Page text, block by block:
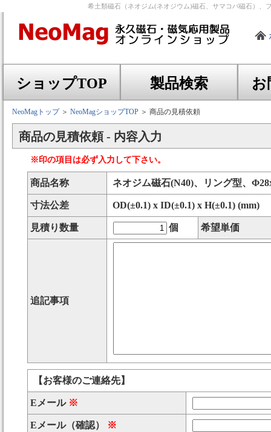
希土類磁石（ネオジム(ネオジウム)磁石、サマコバ磁石）、
ショップTOP 製品検索 お
NeoMagトップ＞ NeoMagショップTOP ＞ 商品の見積依頼
商品の見積依頼 - 内容入力
※印の項目は必ず入力して下さい。
商品名称 ネオジム磁石(N40)、リング型、
寸法公差 OD(±0.1) x ID(±0.1) x H(±0.1) (mm)
見積り数量 個 希望単価
追記事項
【お客様のご連絡先】
Eメール ※
Eメール（確認） ※